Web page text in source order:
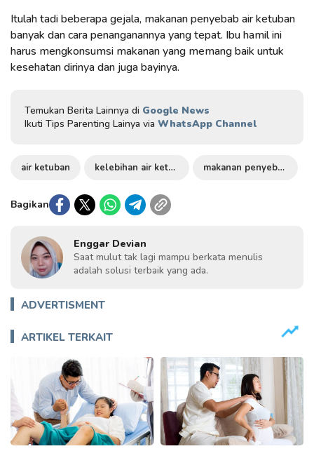
Itulah tadi beberapa gejala, makanan penyebab air ketuban
banyak dan cara penanganannya yang tepat. Ibu hamil ini
harus mengkonsumsi makanan yang memang baik untuk
kesehatan dirinya dan juga bayinya.
Temukan Berita Lainnya di Google News
Ikuti Tips Parenting Lainya via WhatsApp Channel
air ketuban kelebihan air ketuban makanan penyebab air ketuban banyak
Bagikan
Enggar Devian
Saat mulut tak lagi mampu berkata menulis
adalah solusi terbaik yang ada.
ADVERTISMENT
ARTIKEL TERKAIT